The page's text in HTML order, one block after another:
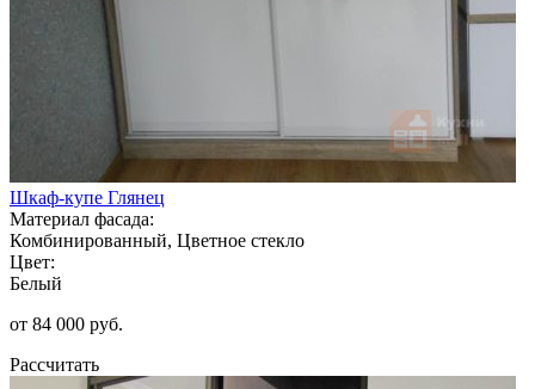
Шкаф-купе Глянец
Материал фасада:
Комбинированный, Цветное стекло
Цвет:
Белый
от 84 000 руб.
Рассчитать